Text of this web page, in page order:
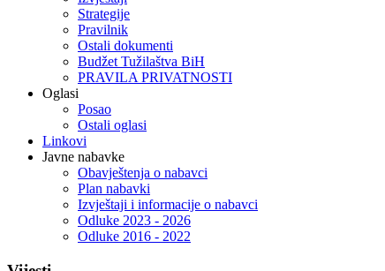
Strategije
Pravilnik
Ostali dokumenti
Budžet Tužilaštva BiH
PRAVILA PRIVATNOSTI
Oglasi
Posao
Ostali oglasi
Linkovi
Javne nabavke
Obavještenja o nabavci
Plan nabavki
Izvještaji i informacije o nabavci
Odluke 2023 - 2026
Odluke 2016 - 2022